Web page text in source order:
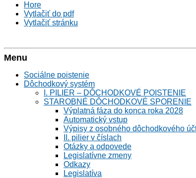
Hore
Vytlačiť do pdf
Vytlačiť stránku
Menu
Sociálne poistenie
Dôchodkový systém
I. PILIER – DÔCHODKOVÉ POISTENIE
STAROBNÉ DÔCHODKOVÉ SPORENIE
Výplatná fáza do konca roka 2028
Automatický vstup
Výpisy z osobného dôchodkového
II. pilier v číslach
Otázky a odpovede
Legislatívne zmeny
Odkazy
Legislatíva